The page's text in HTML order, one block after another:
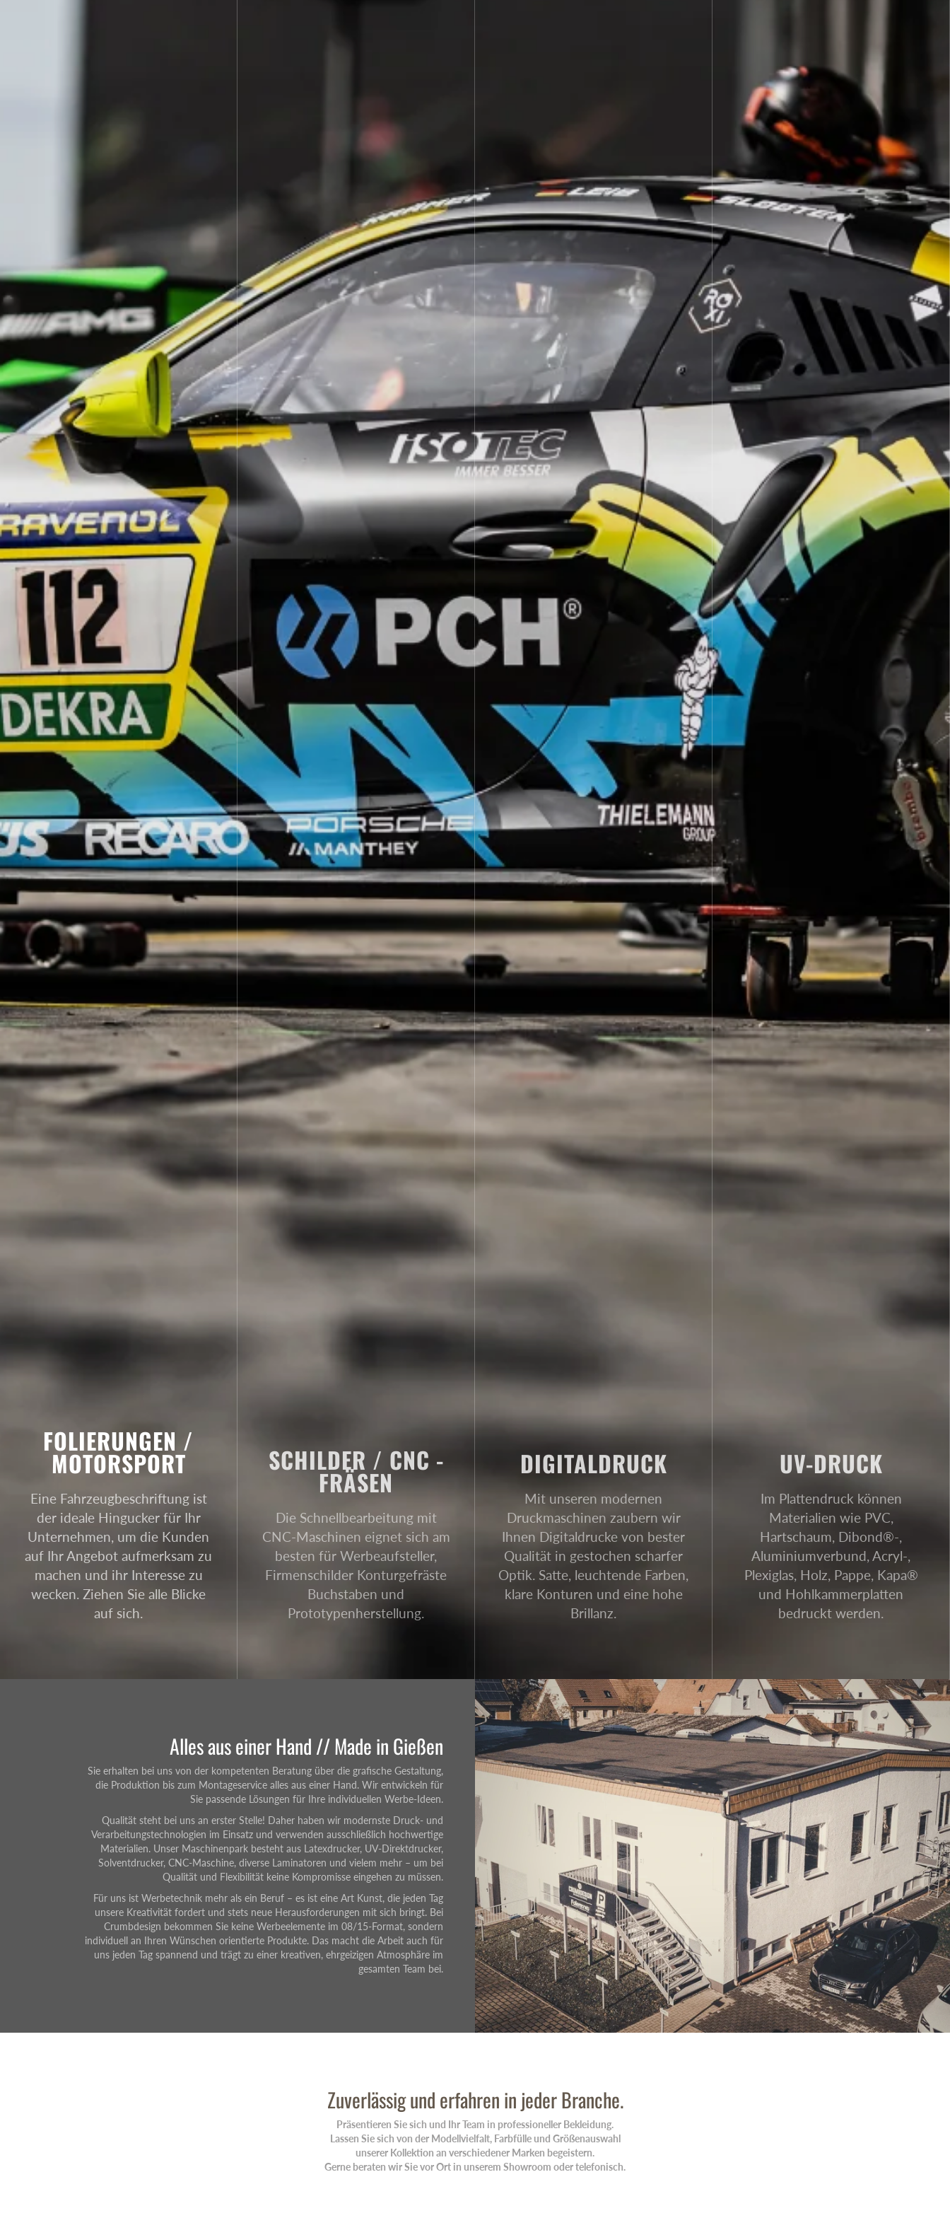
FOLIERUNGEN /
MOTORSPORT
Eine Fahrzeugbeschriftung ist
der ideale Hingucker für Ihr
Unternehmen, um die Kunden
auf Ihr Angebot aufmerksam zu
machen und ihr Interesse zu
wecken. Ziehen Sie alle Blicke
auf sich.
SCHILDER / CNC -
FRÄSEN
Die Schnellbearbeitung mit
CNC-Maschinen eignet sich am
besten für Werbeaufsteller,
Firmenschilder Konturgefräste
Buchstaben und
Prototypenherstellung.
DIGITALDRUCK
Mit unseren modernen
Druckmaschinen zaubern wir
Ihnen Digitaldrucke von bester
Qualität in gestochen scharfer
Optik. Satte, leuchtende Farben,
klare Konturen und eine hohe
Brillanz.
UV-DRUCK
Im Plattendruck können
Materialien wie PVC,
Hartschaum, Dibond®-,
Aluminiumverbund, Acryl-,
Plexiglas, Holz, Pappe, Kapa®
und Hohlkammerplatten
bedruckt werden.
Alles aus einer Hand // Made in Gießen
Sie erhalten bei uns von der kompetenten Beratung über die grafische Gestaltung,
die Produktion bis zum Montageservice alles aus einer Hand. Wir entwickeln für
Sie passende Lösungen für Ihre individuellen Werbe-Ideen.
Qualität steht bei uns an erster Stelle! Daher haben wir modernste Druck- und
Verarbeitungstechnologien im Einsatz und verwenden ausschließlich hochwertige
Materialien. Unser Maschinenpark besteht aus Latexdrucker, UV-Direktdrucker,
Solventdrucker, CNC-Maschine, diverse Laminatoren und vielem mehr – um bei
Qualität und Flexibilität keine Kompromisse eingehen zu müssen.
Für uns ist Werbetechnik mehr als ein Beruf – es ist eine Art Kunst, die jeden Tag
unsere Kreativität fordert und stets neue Herausforderungen mit sich bringt. Bei
Crumbdesign bekommen Sie keine Werbeelemente im 08/15-Format, sondern
individuell an Ihren Wünschen orientierte Produkte. Das macht die Arbeit auch für
uns jeden Tag spannend und trägt zu einer kreativen, ehrgeizigen Atmosphäre im
gesamten Team bei.
Zu­ver­lässig und er­fahren in jeder Branche.
Präsentieren Sie sich und Ihr Team in professioneller Bekleidung.
Lassen Sie sich von der Model­lviel­falt, Farb­fülle und Größen­aus­wahl
unserer Kollektion an verschiedener Marken be­geistern.
Gerne beraten wir Sie vor Ort in unserem Showroom oder telefonisch.